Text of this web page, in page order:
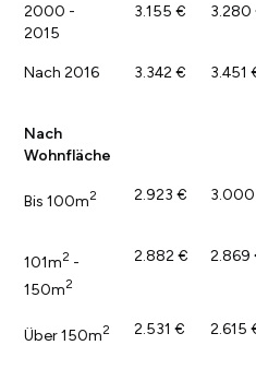
2000 -
2015
3.155 € 3.280
Nach 2016 3.342 € 3.451
Nach
Wohnfläche
Bis 100m2 2.923 €
101m2 -
150m2
2.882 € 2.869
Über 150m2 2.531 € 2.615